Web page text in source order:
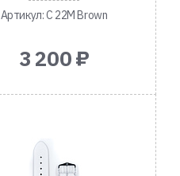
Артикул: C 22M Brown
3 200 ₽